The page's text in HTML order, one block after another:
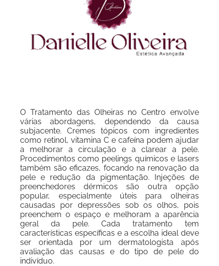
O Tratamento das Olheiras no Centro envolve
várias abordagens, dependendo da causa
subjacente. Cremes tópicos com ingredientes
como retinol, vitamina C e cafeína podem ajudar
a melhorar a circulação e a clarear a pele.
Procedimentos como peelings químicos e lasers
também são eficazes, focando na renovação da
pele e redução da pigmentação. Injeções de
preenchedores dérmicos são outra opção
popular, especialmente úteis para olheiras
causadas por depressões sob os olhos, pois
preenchem o espaço e melhoram a aparência
geral da pele. Cada tratamento tem
características específicas e a escolha ideal deve
ser orientada por um dermatologista após
avaliação das causas e do tipo de pele do
indivíduo.